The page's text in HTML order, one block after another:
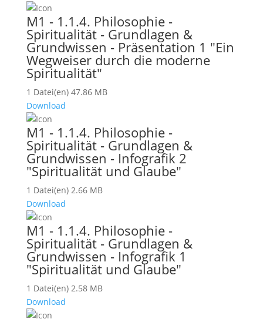
M1 - 1.1.4. Philosophie -
Spiritualität - Grundlagen &
Grundwissen - Präsentation 1 "Ein
Wegweiser durch die moderne
Spiritualität"
1 Datei(en) 47.86 MB
Download
M1 - 1.1.4. Philosophie -
Spiritualität - Grundlagen &
Grundwissen - Infografik 2
"Spiritualität und Glaube"
1 Datei(en) 2.66 MB
Download
M1 - 1.1.4. Philosophie -
Spiritualität - Grundlagen &
Grundwissen - Infografik 1
"Spiritualität und Glaube"
1 Datei(en) 2.58 MB
Download